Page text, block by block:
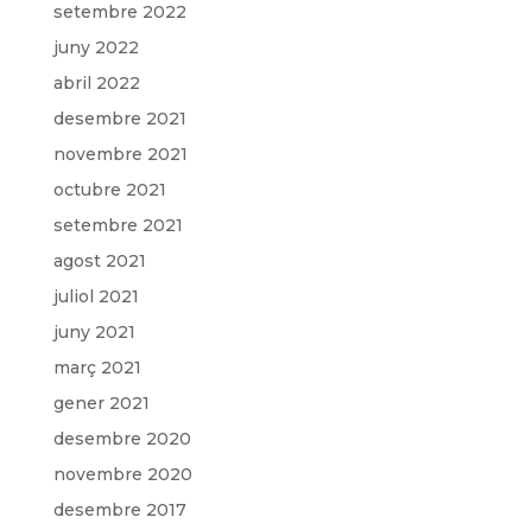
setembre 2022
juny 2022
abril 2022
desembre 2021
novembre 2021
octubre 2021
setembre 2021
agost 2021
juliol 2021
juny 2021
març 2021
gener 2021
desembre 2020
novembre 2020
desembre 2017